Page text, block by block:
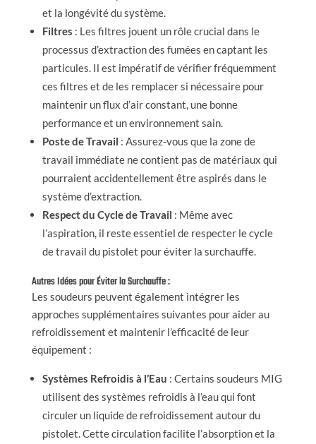
et la longévité du système.
Filtres : Les filtres jouent un rôle crucial dans le
processus d’extraction des fumées en captant les
particules. Il est impératif de vérifier fréquemment
ces filtres et de les remplacer si nécessaire pour
maintenir un flux d’air constant, une bonne
performance et un environnement sain.
Poste de Travail : Assurez-vous que la zone de
travail immédiate ne contient pas de matériaux qui
pourraient accidentellement être aspirés dans le
système d’extraction.
Respect du Cycle de Travail : Même avec
l’aspiration, il reste essentiel de respecter le cycle
de travail du pistolet pour éviter la surchauffe.
Autres Idées pour Éviter la Surchauffe :
Les soudeurs peuvent également intégrer les
approches supplémentaires suivantes pour aider au
refroidissement et maintenir l’efficacité de leur
équipement :
Systèmes Refroidis à l’Eau : Certains soudeurs MIG
utilisent des systèmes refroidis à l’eau qui font
circuler un liquide de refroidissement autour du
pistolet. Cette circulation facilite l’absorption et la